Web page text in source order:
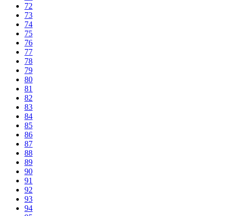
72
73
74
75
76
77
78
79
80
81
82
83
84
85
86
87
88
89
90
91
92
93
94